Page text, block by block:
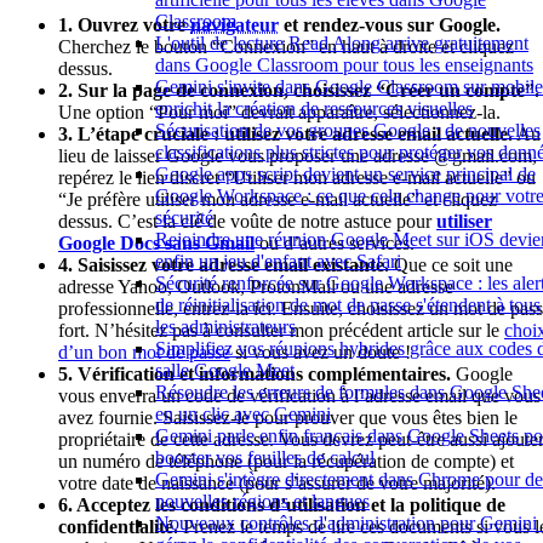
Classroom
L'outil de lecture Read Along arrive gratuitement
dans Google Classroom pour tous les enseignants
Gemini s'invite dans Google Classroom sur
enrichit la création de ressources visuelles
Sécurisation de vos groupes Google : de nouvelles
classifications plus strictes pour protéger vos
Google apps script devient un service principal de
Google Workspace : ce que cela change pour votre
sécurité
Rejoindre une réunion Google Meet sur iOS
enfin un jeu d'enfant avec Safari
Sécurité renforcée sur Google Workspace : les
de réinitialisation de mot de passe s'étendent à tous
les administrateurs
Simplifiez vos réunions hybrides grâce aux codes
salle Google Meet
Résoudre les erreurs de formules dans Google
en un clic avec Gemini
Gemini parle enfin français dans Google Sheets
booster vos feuilles de calcul
Gemini s'intègre directement dans Chrome pour de
nouvelles régions et langues
Nouveaux contrôles d'administration pour Gemini
1. Ouvrez votrenavigateur et rendez-vous sur Google.
Cherchez le bouton “Connexion” en haut à droite et cliquez
dessus.
2. Sur la page de connexion, choisissez “Créer un compte”.
Une option “Pour moi” devrait apparaître, sélectionnez-la.
3. L’étape cruciale : utilisez votre adresse email actuelle.Au
lieu de laisser Google vous proposer une adresse @gmail.com,
repérez le lien discret “Utiliser mon adresse e-mail actuelle” ou
“Je préfère utiliser mon adresse e-mail actuelle” et cliquez
dessus. C’est la clé de voûte de notre astuce pourutiliser
Google Docs sans Gmailou d’autres services.
4. Saisissez votre adresse email existante.Que ce soit une
adresse Yahoo, Outlook, ProtonMail ou une adresse
professionnelle, entrez-la ici. Ensuite, choisissez un mot de
fort. N’hésitez pas à consulter mon précédent article sur le
d’un bon mot de passesi vous avez un doute !
5. Vérification et informations complémentaires. Google
vous enverra un code de vérification à l’adresse email que vous
avez fournie. Saisissez-le pour prouver que vous êtes bien le
propriétaire de cette adresse. Vous devrez peut-être aussi ajouter
un numéro de téléphone (pour la récupération de compte) et
votre date de naissance (pour s’assurer de votre majorité).
6. Acceptez les conditions d’utilisation et la politique de
confidentialité.Prenez le temps de lire ces documents si vous